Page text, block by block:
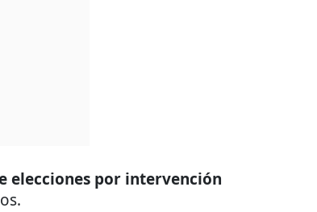
elecciones por intervención